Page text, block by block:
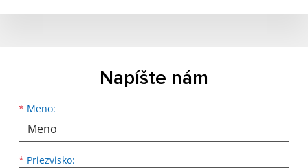
Napíšte nám
* Meno:
Meno
* Priezvisko:
Priezvisko
E-mailová adresa